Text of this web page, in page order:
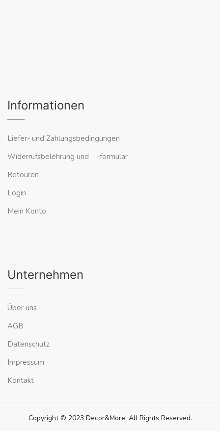
Informationen
Liefer- und Zahlungsbedingungen
Widerrufsbelehrung und -formular
Retouren
Login
Mein Konto
Unternehmen
Über uns
AGB
Datenschutz
Impressum
Kontakt
Copyright © 2023 Decor&More. All Rights Reserved.